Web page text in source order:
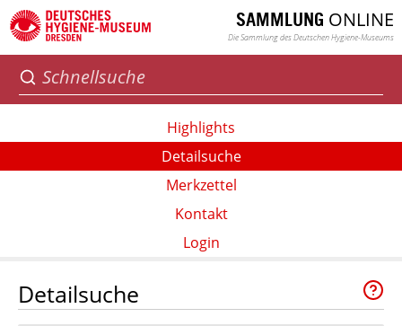
SAMMLUNG ONLINE
Die Sammlung des Deutschen Hygiene-Museums
Highlights
Detailsuche
Merkzettel
Kontakt
Login
Detailsuche